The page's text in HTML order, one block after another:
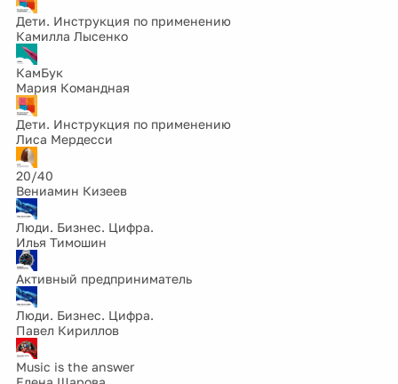
Дети. Инструкция по применению
Камилла Лысенко
КамБук
Мария Командная
Дети. Инструкция по применению
Лиса Мердесси
20/40
Вениамин Кизеев
Люди. Бизнес. Цифра.
Илья Тимошин
Активный предприниматель
Люди. Бизнес. Цифра.
Павел Кириллов
Music is the answer